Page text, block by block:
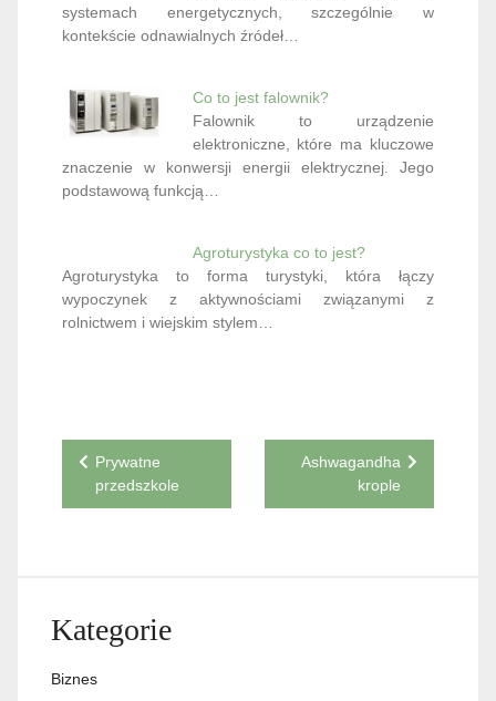
systemach energetycznych, szczególnie w
kontekście odnawialnych źródeł…
Co to jest falownik?
Falownik to urządzenie
elektroniczne, które ma kluczowe
znaczenie w konwersji energii elektrycznej. Jego
podstawową funkcją…
Agroturystyka co to jest?
Agroturystyka to forma turystyki, która łączy
wypoczynek z aktywnościami związanymi z
rolnictwem i wiejskim stylem…
Nawigacja
wpisu
Prywatne
przedszkole
Ashwagandha
krople
Kategorie
Biznes